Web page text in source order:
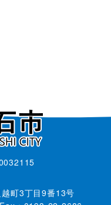
町3丁目9番13号